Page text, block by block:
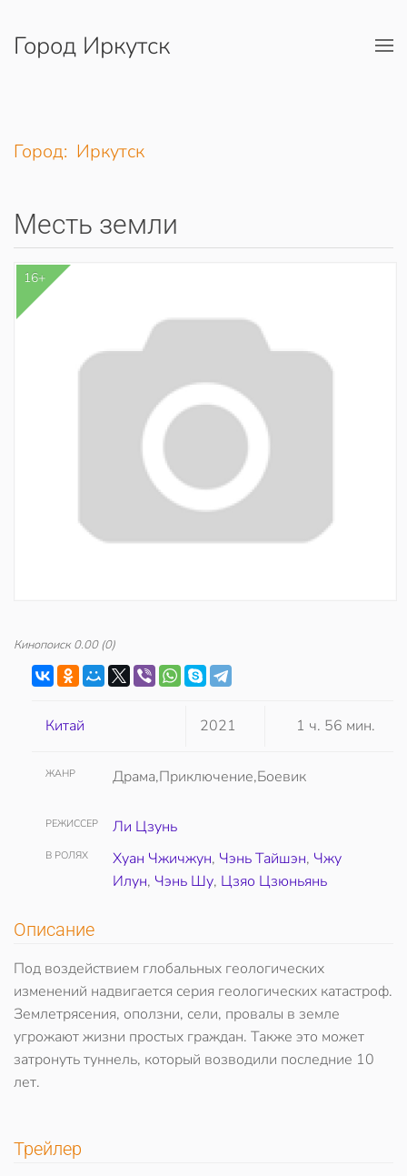
Перейти к содержимому
Город Иркутск
Город: Иркутск
Месть земли
16+
Кинопоиск 0.00(0)
Китай 2021 1 ч. 56 мин.
ЖАНР Драма,Приключение,Боевик
РЕЖИССЕР Ли Цзунь
В РОЛЯХ Хуан Чжичжун, Чэнь Тайшэн, Чжу
Илун, Чэнь Шу, Цзяо Цзюньянь
Описание
Под воздействием глобальных геологических
изменений надвигается серия геологических катастроф.
Землетрясения, оползни, сели, провалы в земле
угрожают жизни простых граждан. Также это может
затронуть туннель, который возводили последние 10
лет.
Трейлер